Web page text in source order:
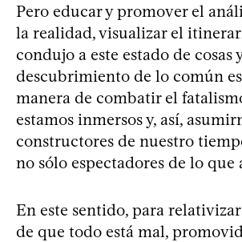
Pero educar y promover el
la realidad, visualizar el
condujo a este estado de cosas
descubrimiento de lo común
manera de combatir el
estamos inmersos y, así,
constructores de nuestro
no sólo espectadores de lo que
En este sentido, para
de que todo está mal,